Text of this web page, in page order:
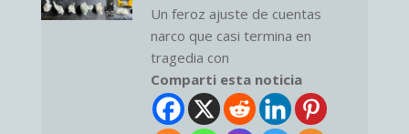
Un feroz ajuste de cuentas
narco que casi termina en
tragedia con
Comparti esta noticia